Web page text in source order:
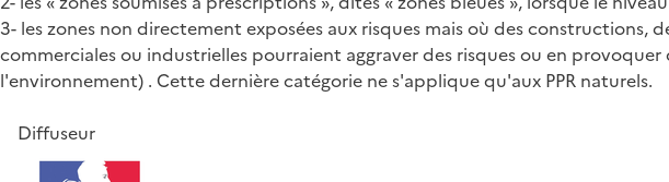
3- les zones non directement exposées aux risques mais où des constructions,
commerciales ou industrielles pourraient aggraver des risques ou en
l'environnement) . Cette dernière catégorie ne s'applique qu'aux PPR naturels.
Diffuseur